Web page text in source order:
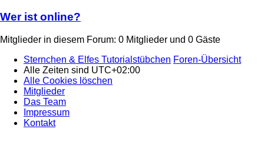
Wer ist online?
Mitglieder in diesem Forum: 0 Mitglieder und 0 Gäste
Sternchen & Elfes Tutorialstübchen Foren-Übersicht
Alle Zeiten sind UTC+02:00
Alle Cookies löschen
Mitglieder
Das Team
Impressum
Kontakt